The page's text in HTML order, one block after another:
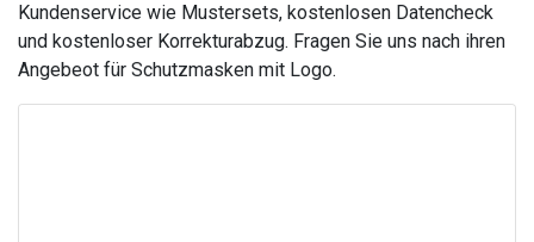
Kundenservice wie Mustersets, kostenlosen Datencheck
und kostenloser Korrekturabzug. Fragen Sie uns nach ihren
Angebeot für Schutzmasken mit Logo.